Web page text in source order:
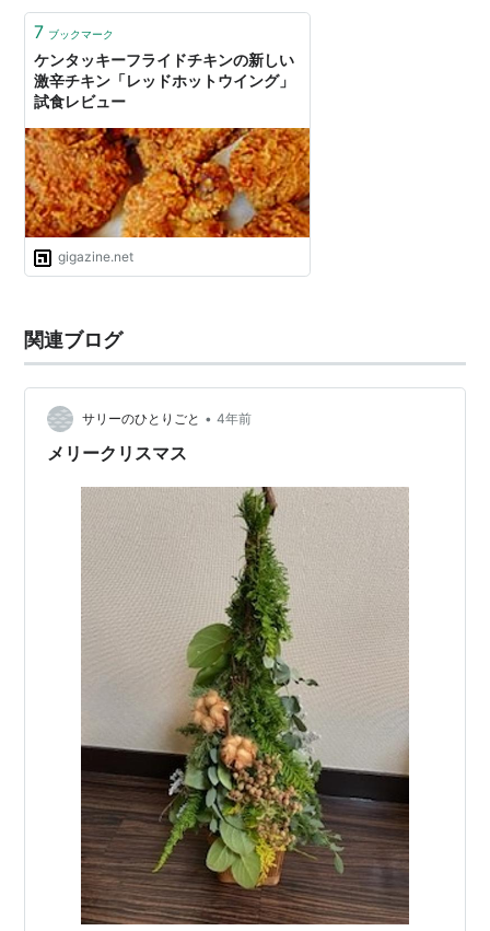
7 ブックマーク
ケンタッキーフライドチキンの新しい
激辛チキン「レッドホットウイング」
試食レビュー
gigazine.net
関連ブログ
サリーのひとりごと • 4年前
メリークリスマス